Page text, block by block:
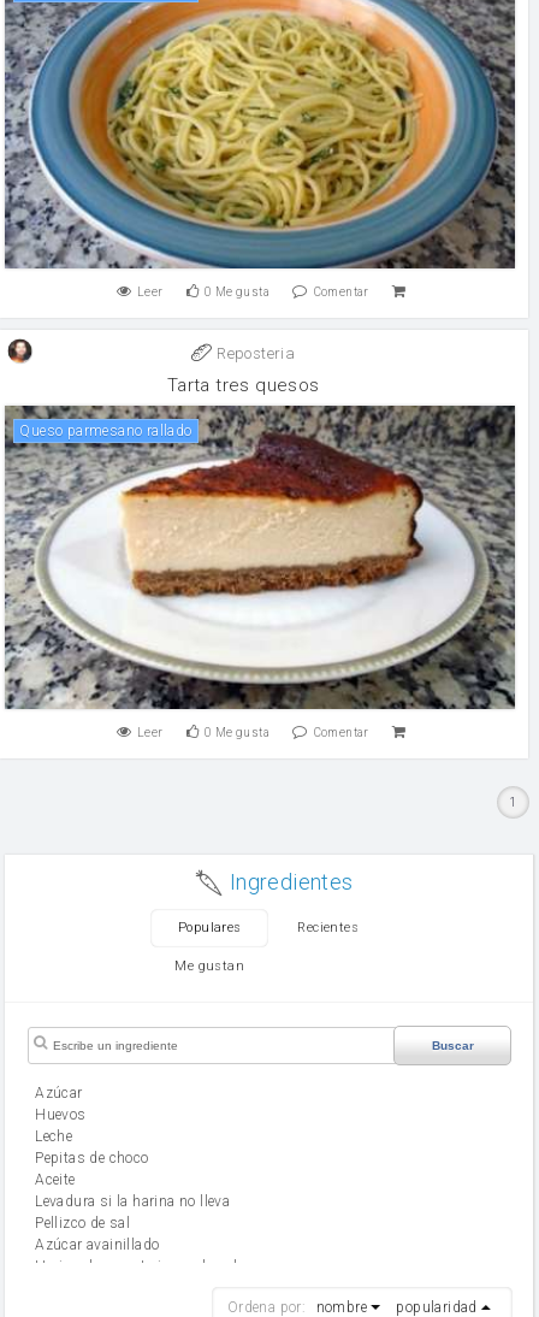
Leer 0 Me gusta Comentar
Reposteria
Tarta tres quesos
Queso parmesano rallado
Leer 0 Me gusta Comentar
1
Ingredientes
Populares Recientes
Me gustan
Buscar
Azúcar
huevos
leche
Pepitas de choco
aceite
Levadura si la harina no lleva
Pellizco de sal
Azúcar avainillado
Harina de reposteria con levadura
Ordena por: nombre popularidad